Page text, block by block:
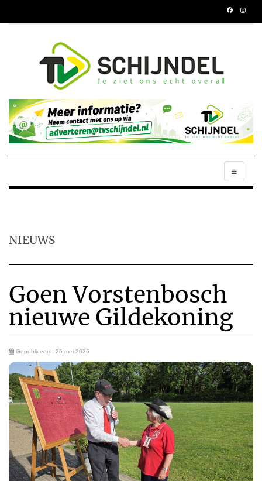
NIEUWS
Goen Vorstenbosch
nieuwe Gildekoning
Gepubliceerd: 26 mei 2026